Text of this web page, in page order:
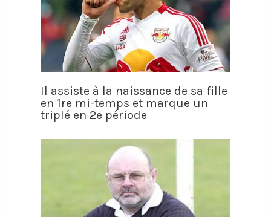
Il assiste à la naissance de sa fille
en 1re mi-temps et marque un
triplé en 2e période